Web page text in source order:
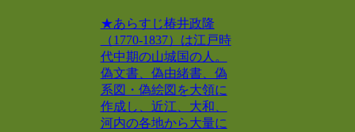
★あらすじ椿井政隆
（1770-1837）は江戸時
代中期の山城国の人。
偽文書、偽由緒書、偽
系図・偽絵図を大領に
作成し、近江、大和、
河内の各地から大量に